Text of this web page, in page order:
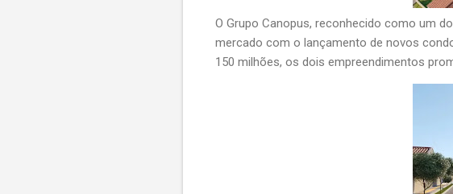
O Grupo Canopus, reconhecido como um
mercado com o lançamento de novos
150 milhões, os dois empreendimentos